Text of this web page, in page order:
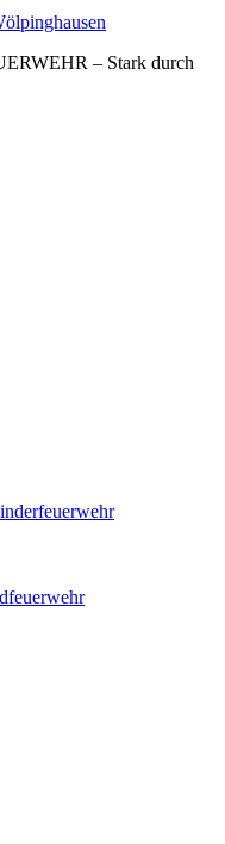
– Stark durch